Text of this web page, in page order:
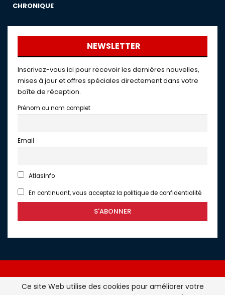
CHRONIQUE
NEWSLETTER
Inscrivez-vous ici pour recevoir les dernières nouvelles,
mises à jour et offres spéciales directement dans votre
boîte de réception.
Prénom ou nom complet
Email
AtlasInfo
En continuant, vous acceptez la politique de confidentialité
Ce site Web utilise des cookies pour améliorer votre